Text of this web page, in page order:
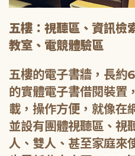
五樓：視聽區、資訊檢
教室、電競體驗區
五樓的電子書牆，長約
的實體電子書借閱裝置
載，操作方便，就像在
並設有團體視聽區、視
人、雙人、甚至家庭